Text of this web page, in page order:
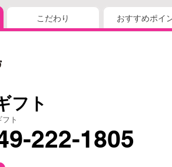
こだわり おすすめポイ
フト
ト
222-1805